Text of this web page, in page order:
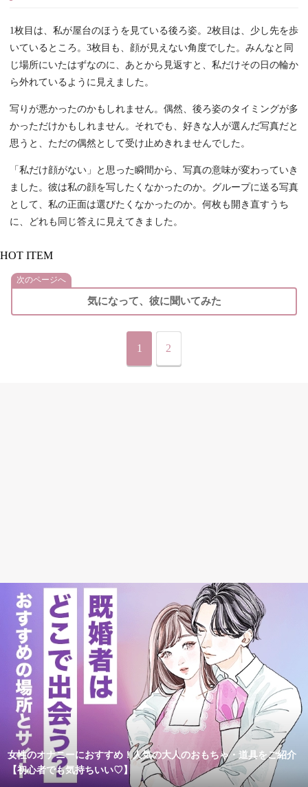
1枚目は、私が屋台のほうを見ている後ろ姿。2枚目は、少し先を歩
いているところ。3枚目も、顔が見えない角度でした。みんなと同
じ場所にいたはずなのに、あとから見返すと、私だけその日の輪か
ら外れているように見えました。
写りが悪かったのかもしれません。偶然、後ろ姿のタイミングが多
かっただけかもしれません。それでも、好きな人が選んだ写真だと
思うと、ただの偶然として受け止めきれませんでした。
「私だけ顔がない」と思った瞬間から、写真の意味が変わっていき
ました。彼は私の顔を写したくなかったのか。グループに送る写真
として、私の正面は選びたくなかったのか。何枚も開き直すうち
に、どれも同じ答えに見えてきました。
HOT ITEM
次のページへ
気になって、彼に聞いてみた
1 2
女性のオナニーにおすすめ！人気の大人のおもちゃ・道具をご紹介
【初心者でも気持ちいい♡】